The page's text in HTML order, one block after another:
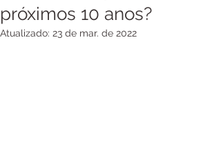
próximos 10 anos?
Atualizado: 23 de mar. de 2022